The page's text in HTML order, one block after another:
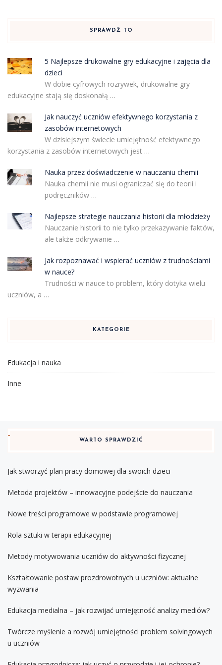
SPRAWDŹ TO
5 Najlepsze drukowalne gry edukacyjne i zajęcia dla
dzieci
W dobie cyfrowych rozrywek, drukowalne gry
edukacyjne stają się doskonałą …
Jak nauczyć uczniów efektywnego korzystania z
zasobów internetowych
W dzisiejszym świecie umiejętność efektywnego
korzystania z zasobów internetowych jest …
Nauka przez doświadczenie w nauczaniu chemii
Nauka chemii nie musi ograniczać się do teorii i
podręczników …
Najlepsze strategie nauczania historii dla młodzieży
Nauczanie historii to nie tylko przekazywanie faktów,
ale także odkrywanie …
Jak rozpoznawać i wspierać uczniów z trudnościami
w nauce?
Trudności w nauce to problem, który dotyka wielu
uczniów, a …
KATEGORIE
Edukacja i nauka
Inne
WARTO SPRAWDZIĆ
Jak stworzyć plan pracy domowej dla swoich dzieci
Metoda projektów – innowacyjne podejście do nauczania
Nowe treści programowe w podstawie programowej
Rola sztuki w terapii edukacyjnej
Metody motywowania uczniów do aktywności fizycznej
Kształtowanie postaw prozdrowotnych u uczniów: aktualne
wyzwania
Edukacja medialna – jak rozwijać umiejętność analizy mediów?
Twórcze myślenie a rozwój umiejętności problem solvingowych
u uczniów